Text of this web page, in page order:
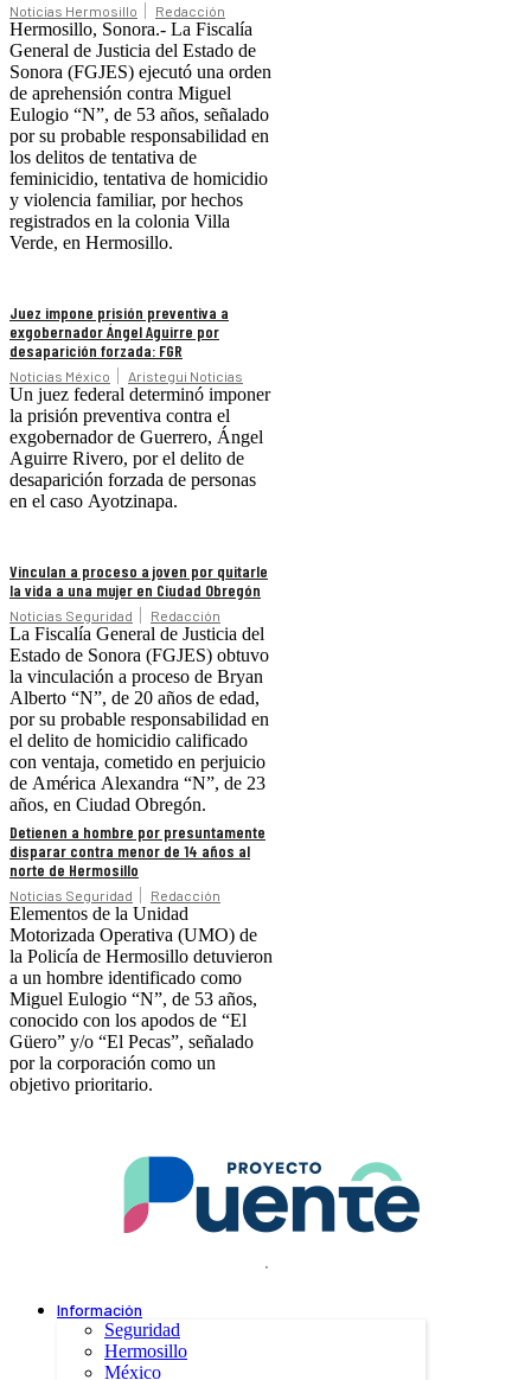
Noticias Hermosillo Redacción
Hermosillo, Sonora.- La Fiscalía
General de Justicia del Estado de
Sonora (FGJES) ejecutó una orden
de aprehensión contra Miguel
Eulogio “N”, de 53 años, señalado
por su probable responsabilidad en
los delitos de tentativa de
feminicidio, tentativa de homicidio
y violencia familiar, por hechos
registrados en la colonia Villa
Verde, en Hermosillo.
Juez impone prisión preventiva a
exgobernador Ángel Aguirre por
desaparición forzada: FGR
Noticias México Aristegui Noticias
Un juez federal determinó imponer
la prisión preventiva contra el
exgobernador de Guerrero, Ángel
Aguirre Rivero, por el delito de
desaparición forzada de personas
en el caso Ayotzinapa.
Vinculan a proceso a joven por quitarle
la vida a una mujer en Ciudad Obregón
Noticias Seguridad Redacción
La Fiscalía General de Justicia del
Estado de Sonora (FGJES) obtuvo
la vinculación a proceso de Bryan
Alberto “N”, de 20 años de edad,
por su probable responsabilidad en
el delito de homicidio calificado
con ventaja, cometido en perjuicio
de América Alexandra “N”, de 23
años, en Ciudad Obregón.
Detienen a hombre por presuntamente
disparar contra menor de 14 años al
norte de Hermosillo
Noticias Seguridad Redacción
Elementos de la Unidad
Motorizada Operativa (UMO) de
la Policía de Hermosillo detuvieron
a un hombre identificado como
Miguel Eulogio “N”, de 53 años,
conocido con los apodos de “El
Güero” y/o “El Pecas”, señalado
por la corporación como un
objetivo prioritario.
.
Información
Seguridad
Hermosillo
México